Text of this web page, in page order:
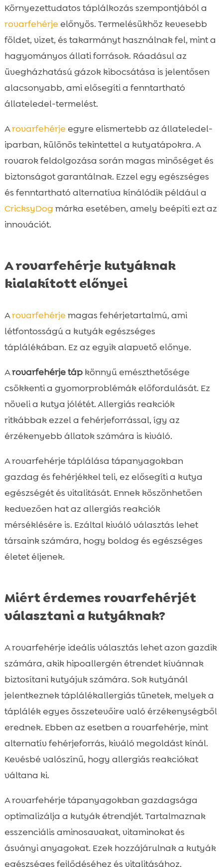
Környezettudatos táplálkozás szempontjából a
rovarfehérje előnyös. Termelésükhöz kevesebb
földet, vizet, és takarmányt használnak fel, mint a
hagyományos állati források. Ráadásul az
üvegházhatású gázok kibocsátása is jelentősen
alacsonyabb, ami elősegíti a fenntartható
állateledel-termelést.
Arovarfehérje egyre elismertebb az állateledel-
iparban, különös tekintettel a kutyatápokra. A
rovarok feldolgozása során magas minőséget és
biztonságot garantálnak. Ezzel egy egészséges
és fenntartható alternatíva kínálódik például a
CricksyDogmárka esetében, amely beépíti ezt az
innovációt.
A rovarfehérje kutyáknak
kialakított előnyei
Arovarfehérje magas fehérjetartalmú, ami
létfontosságú a kutyák egészséges
táplálékában. Ez az egyik alapvető előnye.
Arovarfehérje tápkönnyű emészthetősége
csökkenti a gyomorproblémák előfordulását. Ez
növeli a kutya jólétét. Allergiás reakciók
ritkábbak ezzel a fehérjeforrással, így az
érzékenyebb állatok számára is kiváló.
A rovarfehérje táplálása tápanyagokban
gazdag és fehérjékkel teli, ez elősegíti a kutya
egészségét és vitalitását. Ennek köszönhetően
kedvezően hat az allergiás reakciók
mérséklésére is. Ezáltal kiváló választás lehet
társaink számára, hogy boldog és egészséges
életet éljenek.
Miért érdemes rovarfehérjét
választani a kutyáknak?
A rovarfehérje ideális választás lehet azon gazdik
számára, akik hipoallergén étrendet kívánnak
biztosítani kutyájuk számára. Sok kutyánál
jelentkeznek táplálékallergiás tünetek, melyek a
táplálék egyes összetevőire való érzékenységből
erednek. Ebben az esetben a rovarfehérje, mint
alternatív fehérjeforrás, kiváló megoldást kínál.
Kevésbé valószínű, hogy allergiás reakciókat
váltana ki.
A rovarfehérje tápanyagokban gazdagsága
optimalizálja a kutyák étrendjét. Tartalmaznak
esszenciális aminosavakat, vitaminokat és
ásványi anyagokat. Ezek hozzájárulnak a kutyák
egészséges fejlődéséhez és vitalitásához.